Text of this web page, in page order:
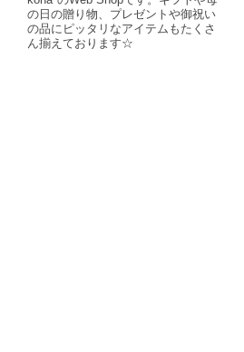
の日の贈り物、プレゼントや御祝い
の品にピッタリなアイテムもたくさ
ん揃えております☆